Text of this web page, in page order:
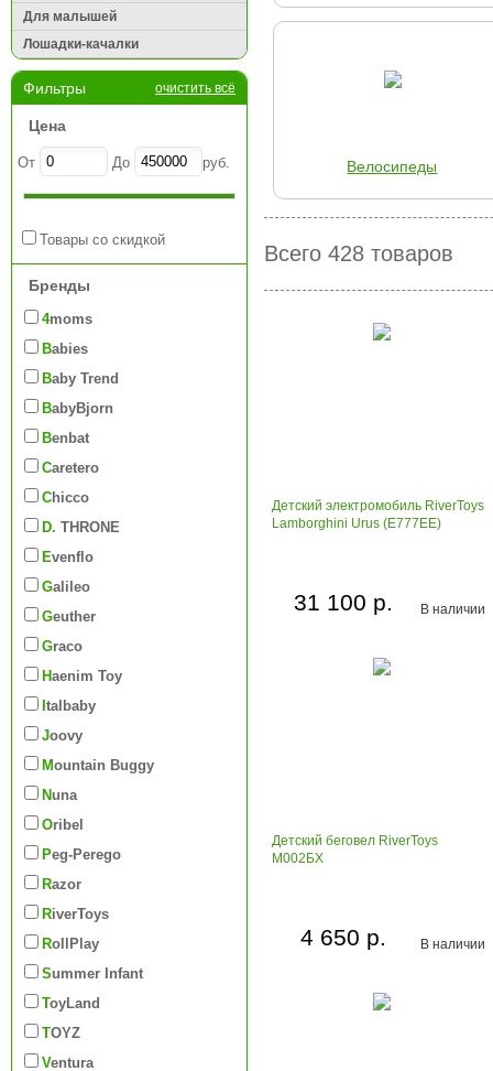
Для малышей
Лошадки-качалки
Фильтры очистить всё
Цена
От До руб.
Товары со скидкой
Бренды
4moms
Babies
Baby Trend
BabyBjorn
Benbat
Caretero
Chicco
D. THRONE
Evenflo
Galileo
Geuther
Graco
Haenim Toy
Italbaby
Joovy
Mountain Buggy
Nuna
Oribel
Peg-Perego
Razor
RiverToys
RollPlay
Summer Infant
ToyLand
TOYZ
Ventura
Велосипеды
Всего 428 товаров
Детский электромобиль RiverToys
Lamborghini Urus (E777EE)
В наличии
31 100 р.
Детский беговел RiverToys
М002БХ
В наличии
4 650 р.